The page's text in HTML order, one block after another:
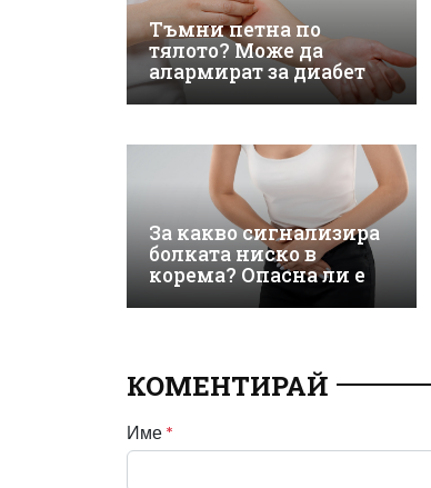
Тъмни петна по
тялото? Може да
алармират за диабет
За какво сигнализира
болката ниско в
корема? Опасна ли е
КОМЕНТИРАЙ
Име *